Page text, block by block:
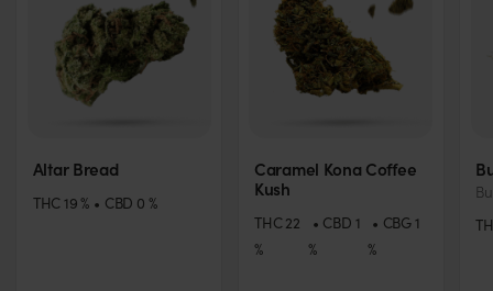
Altar Bread
THC 19 % CBD 0 %
Caramel Kona Coffee
Kush
THC22
%
CBD 1
%
CBG 1
%